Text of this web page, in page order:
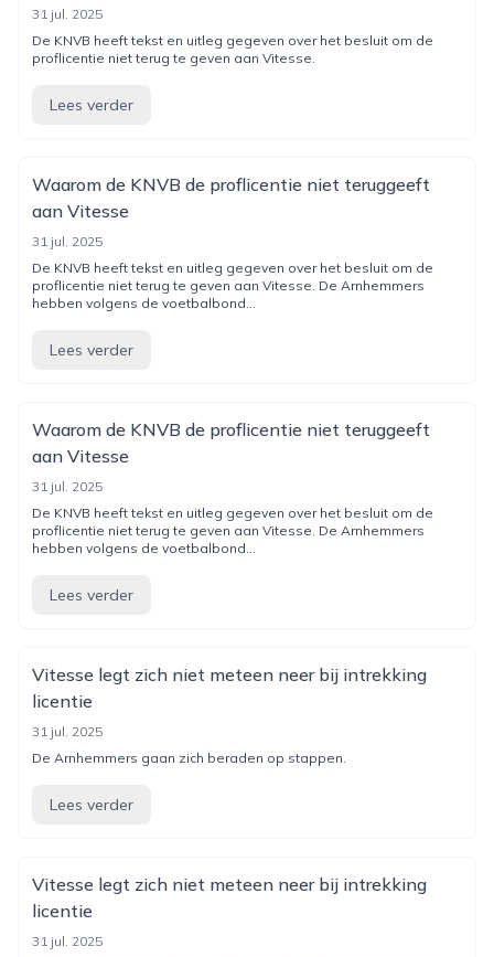
31 jul. 2025
De KNVB heeft tekst en uitleg gegeven over het besluit om de
proflicentie niet terug te geven aan Vitesse.
Lees verder
Waarom de KNVB de proflicentie niet teruggeeft
aan Vitesse
31 jul. 2025
De KNVB heeft tekst en uitleg gegeven over het besluit om de
proflicentie niet terug te geven aan Vitesse. De Arnhemmers
hebben volgens de voetbalbond...
Lees verder
Waarom de KNVB de proflicentie niet teruggeeft
aan Vitesse
31 jul. 2025
De KNVB heeft tekst en uitleg gegeven over het besluit om de
proflicentie niet terug te geven aan Vitesse. De Arnhemmers
hebben volgens de voetbalbond...
Lees verder
Vitesse legt zich niet meteen neer bij intrekking
licentie
31 jul. 2025
De Arnhemmers gaan zich beraden op stappen.
Lees verder
Vitesse legt zich niet meteen neer bij intrekking
licentie
31 jul. 2025